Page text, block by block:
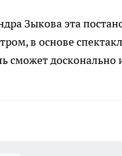
Зыкова эта
в основе
сможет